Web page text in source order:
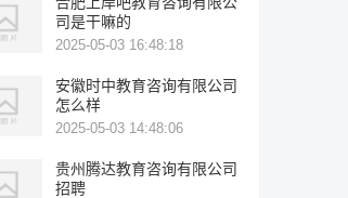
司是干嘛的
2025-05-03 16:48:18
安徽时中教育咨询有限公司
怎么样
2025-05-03 14:48:06
贵州腾达教育咨询有限公司
招聘